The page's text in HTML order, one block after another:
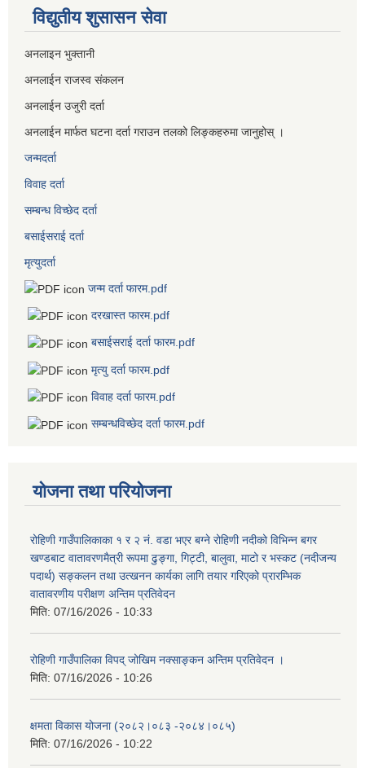
विद्युतीय शुसासन सेवा
अनलाइन भुक्तानी
अनलाईन राजस्व संकलन
अनलाईन उजुरी दर्ता
अनलाईन मार्फत घटना दर्ता गराउन तलको लिङ्कहरुमा जानुहोस् ।
जन्मदर्ता
विवाह दर्ता
सम्बन्ध विच्छेद दर्ता
बसाईसराई दर्ता
मृत्युदर्ता
जन्म दर्ता फारम.pdf
दरखास्त फारम.pdf
बसाईसराई दर्ता फारम.pdf
मृत्यु दर्ता फारम.pdf
विवाह दर्ता फारम.pdf
सम्बन्धविच्छेद दर्ता फारम.pdf
योजना तथा परियोजना
रोहिणी गाउँपालिकाका १ र २ नं. वडा भएर बग्ने रोहिणी नदीको विभिन्न बगर
खण्डबाट वातावरणमैत्री रूपमा ढुङ्गा, गिट्टी, बालुवा, माटो र भस्कट (नदीजन्य
पदार्थ) सङ्कलन तथा उत्खनन कार्यका लागि तयार गरिएको प्रारम्भिक
वातावरणीय परीक्षण अन्तिम प्रतिवेदन
मिति: 07/16/2026 - 10:33
रोहिणी गाउँपालिका विपद् जोखिम नक्साङ्कन अन्तिम प्रतिवेदन ।
मिति: 07/16/2026 - 10:26
क्षमता विकास योजना (२०८२।०८३‍ -२०८४।०८५)
मिति: 07/16/2026 - 10:22